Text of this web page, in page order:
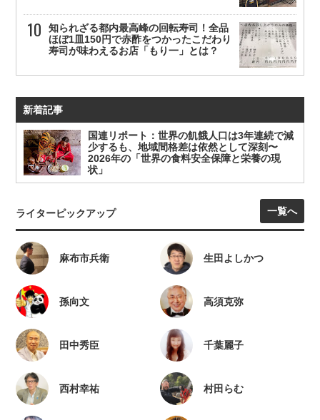
知られざる都内最高峰の回転寿司！全品
ほぼ1皿150円で赤酢をつかったこだわり
寿司が味わえるお店「もり一」とは？
新着記事
国連リポート：世界の飢餓人口は3年連続で減
少するも、地域間格差は依然として深刻〜
2026年の「世界の食料安全保障と栄養の現
状」
ライターピックアップ 一覧へ
麻布市兵衛 生田よしかつ
孫向文 高須克弥
田中秀臣 千葉麗子
西村幸祐 村田らむ